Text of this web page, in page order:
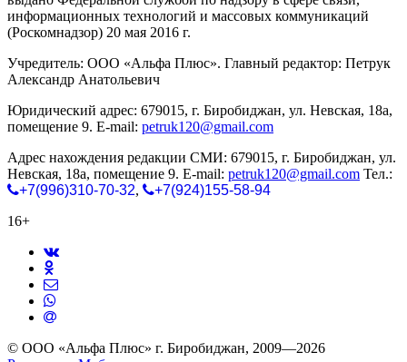
информационных технологий и массовых коммуникаций
(Роскомнадзор) 20 мая 2016 г.
Учредитель: ООО «Альфа Плюс». Главный редактор: Петрук
Александр Анатольевич
Юридический адрес: 679015, г. Биробиджан, ул. Невская, 18а,
помещение 9. E-mail: petruk120@gmail.com
Адрес нахождения редакции СМИ: 679015, г. Биробиджан, ул.
Невская, 18а, помещение 9. E-mail: petruk120@gmail.com Тел.:
+7(996)310-70-32,
+7(924)155-58-94
16+
© ООО «Альфа Плюс» г. Биробиджан, 2009—2026